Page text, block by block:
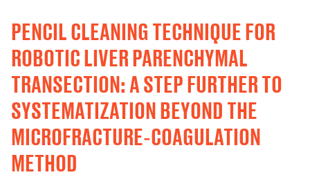
PENCIL CLEANING TECHNIQUE FOR
ROBOTIC LIVER PARENCHYMAL
TRANSECTION: A STEP FURTHER TO
SYSTEMATIZATION BEYOND THE
MICROFRACTURE‑COAGULATION
METHOD